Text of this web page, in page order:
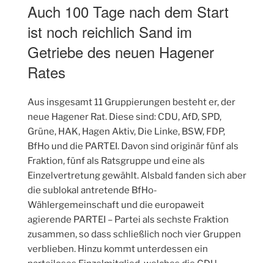
Auch 100 Tage nach dem Start
ist noch reichlich Sand im
Getriebe des neuen Hagener
Rates
Aus insgesamt 11 Gruppierungen besteht er, der
neue Hagener Rat. Diese sind: CDU, AfD, SPD,
Grüne, HAK, Hagen Aktiv, Die Linke, BSW, FDP,
BfHo und die PARTEI. Davon sind originär fünf als
Fraktion, fünf als Ratsgruppe und eine als
Einzelvertretung gewählt. Alsbald fanden sich aber
die sublokal antretende BfHo-
Wählergemeinschaft und die europaweit
agierende PARTEI – Partei als sechste Fraktion
zusammen, so dass schließlich noch vier Gruppen
verblieben. Hinzu kommt unterdessen ein